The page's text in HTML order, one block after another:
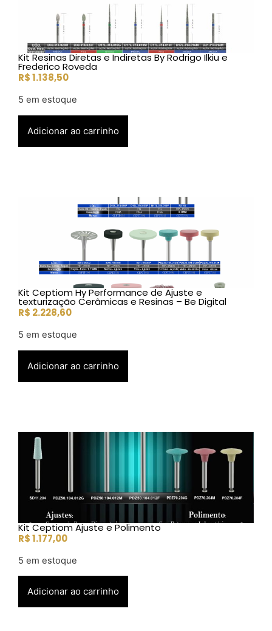
Kit Resinas Diretas e Indiretas By Rodrigo Ilkiu e
Frederico Roveda
R$1.138,50
5 em estoque
Adicionar ao carrinho
Kit Ceptiom Hy Performance de Ajuste e
texturização Cerâmicas e Resinas – Be Digital
R$ 2.228,60
5 em estoque
Adicionar ao carrinho
Kit Ceptiom Ajuste e Polimento
R$1.177,00
5 em estoque
Adicionar ao carrinho